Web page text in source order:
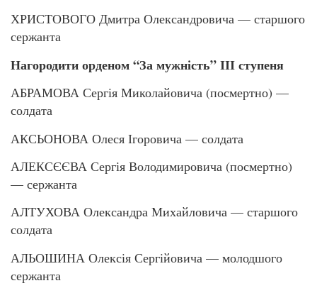
ХРИСТОВОГО Дмитра Олександровича — старшого
сержанта
Нагородити орденом “За мужність” ІІІ ступеня
АБРАМОВА Сергія Миколайовича (посмертно) —
солдата
АКСЬОНОВА Олеся Ігоровича — солдата
АЛЕКСЄЄВА Сергія Володимировича (посмертно)
— сержанта
АЛТУХОВА Олександра Михайловича — старшого
солдата
АЛЬОШИНА Олексія Сергійовича — молодшого
сержанта